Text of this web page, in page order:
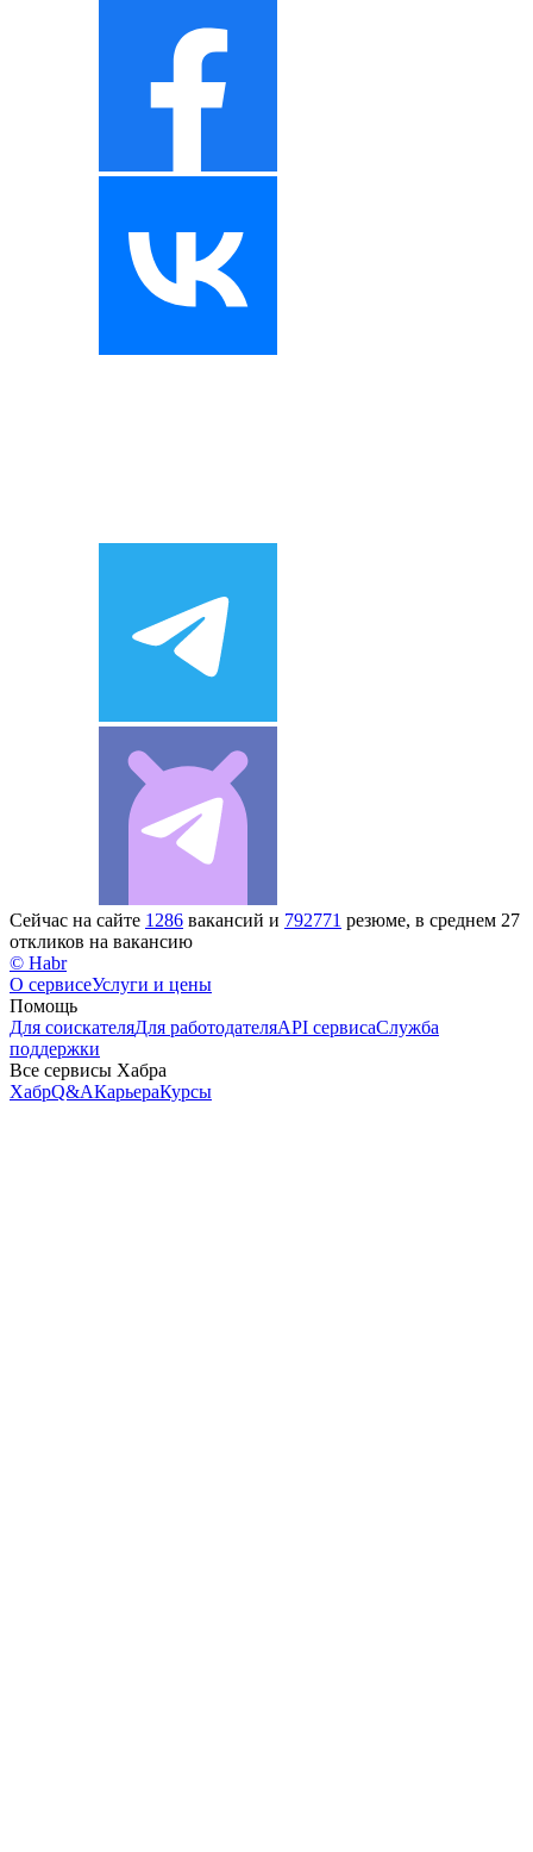
Сейчас на сайте 1286 вакансий и 792771 резюме, в среднем 27
откликов на вакансию
© Habr
О сервисеУслуги и цены
Помощь
Для соискателяДля работодателяAPI сервисаСлужба
поддержки
Все сервисы Хабра
ХабрQ&AКарьераКурсы